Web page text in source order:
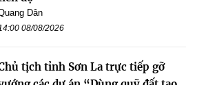
Dân
08/08/2026
tịch tỉnh Sơn La trực tiếp gỡ